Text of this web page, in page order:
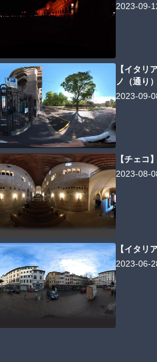
2023-09-
【イタ
ノ（通り）
2023-09-
【チェ
2023-08-
【イタ
2023-06-